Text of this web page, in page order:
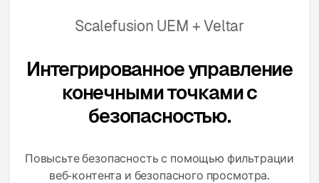
Scalefusion UEM + Veltar
Интегрированное управление
конечными точками с
безопасностью.
Повысьте безопасность с помощью фильтрации
веб-контента и безопасного просмотра.